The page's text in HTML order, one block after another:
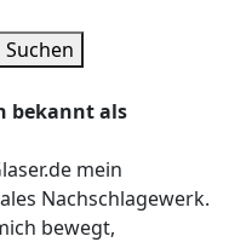
Suchen
bekannt als
mein
Nachschlagewerk.
bewegt,